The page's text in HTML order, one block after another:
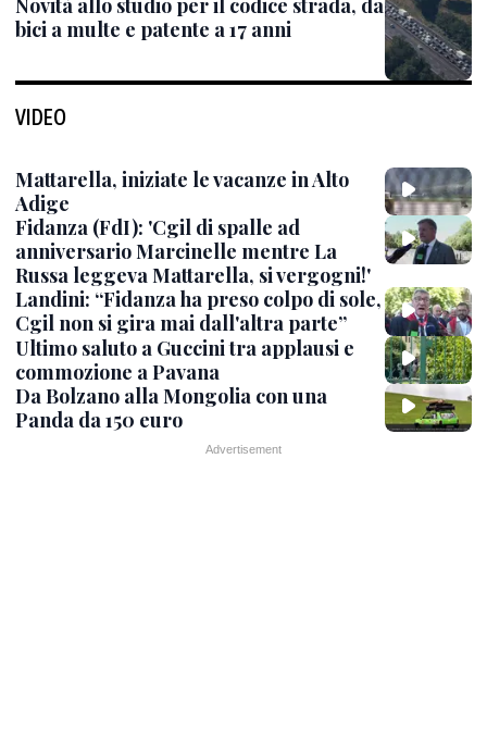
Novità allo studio per il codice strada, da
bici a multe e patente a 17 anni
VIDEO
Mattarella, iniziate le vacanze in Alto
Adige
Fidanza (FdI): 'Cgil di spalle ad
anniversario Marcinelle mentre La
Russa leggeva Mattarella, si vergogni!'
Landini: “Fidanza ha preso colpo di sole,
Cgil non si gira mai dall'altra parte”
Ultimo saluto a Guccini tra applausi e
commozione a Pavana
Da Bolzano alla Mongolia con una
Panda da 150 euro